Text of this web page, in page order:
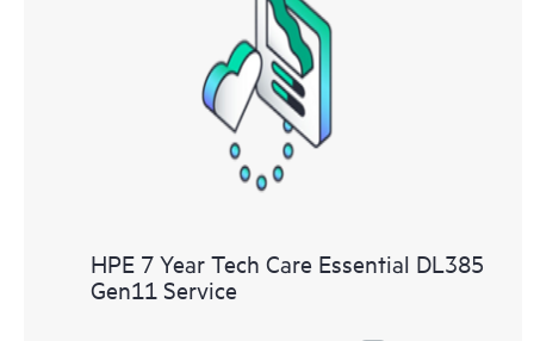
HPE 7 Year Tech Care Essential DL385
Gen11 Service